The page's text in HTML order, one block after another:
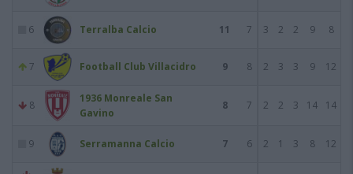
6 Terralba Calcio 11 7 3 2 2 9 8
7 Football Club Villacidro 9 8 2 3 3 9 12
8
1936 Monreale San
Gavino
8 7 2 2 3 14 14
9 Serramanna Calcio 7 6 2 1 3 8 12